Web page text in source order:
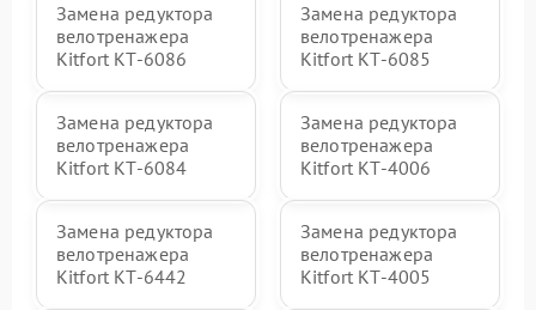
Замена редуктора
велотренажера
Kitfort КТ-6086
Замена редуктора
велотренажера
Kitfort КТ-6085
Замена редуктора
велотренажера
Kitfort КТ-6084
Замена редуктора
велотренажера
Kitfort КТ-4006
Замена редуктора
велотренажера
Kitfort КТ-6442
Замена редуктора
велотренажера
Kitfort КТ-4005